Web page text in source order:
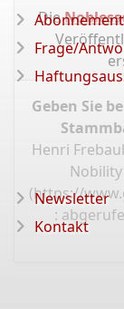
Die
Geben Sie
Henri
(https://
:
Abonnement
Frage/
Newsletter
Kontakt